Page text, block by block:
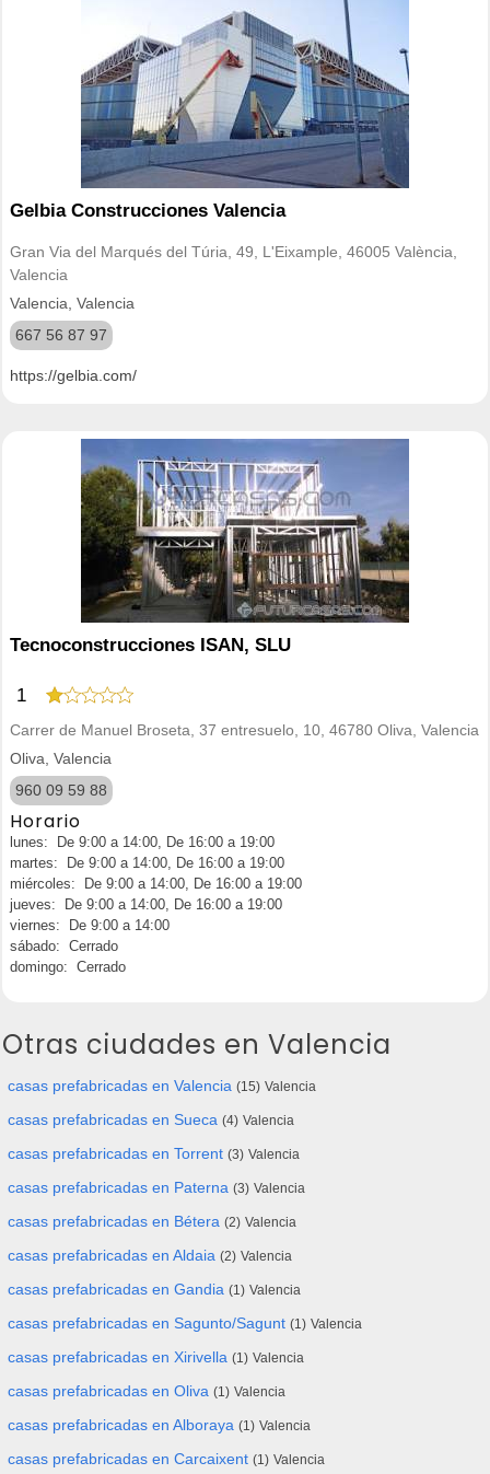
Gelbia Construcciones Valencia
Gran Via del Marqués del Túria, 49, L'Eixample, 46005 València,
Valencia
Valencia, Valencia
667 56 87 97
https://gelbia.com/
Tecnoconstrucciones ISAN, SLU
1
Carrer de Manuel Broseta, 37 entresuelo, 10, 46780 Oliva, Valencia
Oliva, Valencia
960 09 59 88
Horario
lunes: De 9:00 a 14:00, De 16:00 a 19:00
martes: De 9:00 a 14:00, De 16:00 a 19:00
miércoles: De 9:00 a 14:00, De 16:00 a 19:00
jueves: De 9:00 a 14:00, De 16:00 a 19:00
viernes: De 9:00 a 14:00
sábado: Cerrado
domingo: Cerrado
Otras ciudades en Valencia
casas prefabricadas en Valencia (15) Valencia
casas prefabricadas en Sueca (4) Valencia
casas prefabricadas en Torrent (3) Valencia
casas prefabricadas en Paterna (3) Valencia
casas prefabricadas en Bétera (2) Valencia
casas prefabricadas en Aldaia (2) Valencia
casas prefabricadas en Gandia (1) Valencia
casas prefabricadas en Sagunto/Sagunt (1) Valencia
casas prefabricadas en Xirivella (1) Valencia
casas prefabricadas en Oliva (1) Valencia
casas prefabricadas en Alboraya (1) Valencia
casas prefabricadas en Carcaixent (1) Valencia